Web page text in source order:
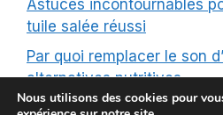
Astuces incontournables
tuile salée réussi
Par quoi remplacer le son
alternatives nutritives
Nous utilisons des cookies pour